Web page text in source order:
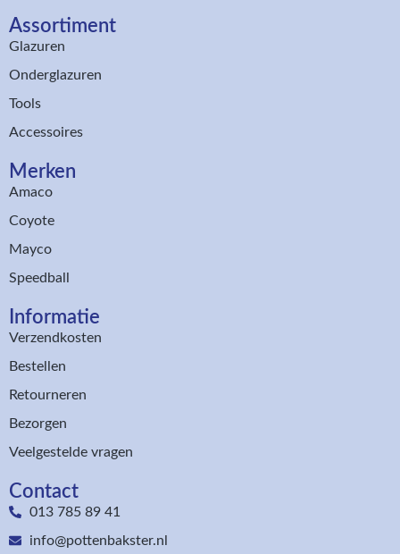
Assortiment​
Glazuren
Onderglazuren
Tools
Accessoires
Merken
Amaco
Coyote
Mayco
Speedball
Informatie
Verzendkosten
Bestellen
Retourneren
Bezorgen
Veelgestelde vragen
Contact
013 785 89 41
info@pottenbakster.nl